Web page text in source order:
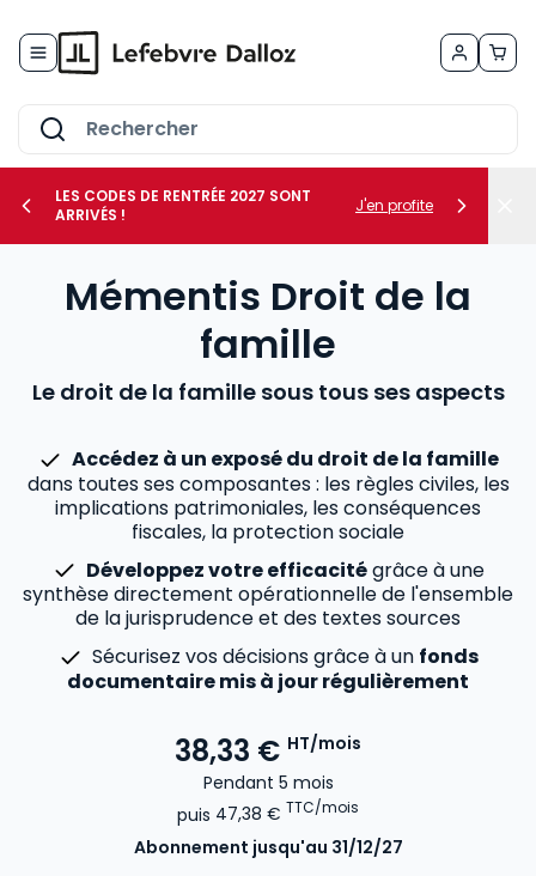
le sous-menu Vos métiers
le sous-menu Vos besoins
LES CODES DE RENTRÉE 2027 SONT
ARRIVÉS !
J'en profite
Mémentis Droit de la
famille
Le droit de la famille sous tous ses aspects
Accédez à un exposé du droit de la famille
dans toutes ses composantes : les règles civiles, les
implications patrimoniales, les conséquences
fiscales, la protection sociale
Développez votre efficacitégrâce à une
synthèse directement opérationnelle de l'ensemble
de la jurisprudence et des textes sources
Sécurisez vos décisions grâce à un fonds
documentaire mis à jour régulièrement
38,33 € HT/mois
Pendant 5 mois
puis 47,38 € TTC/mois
Abonnement jusqu'au 31/12/27